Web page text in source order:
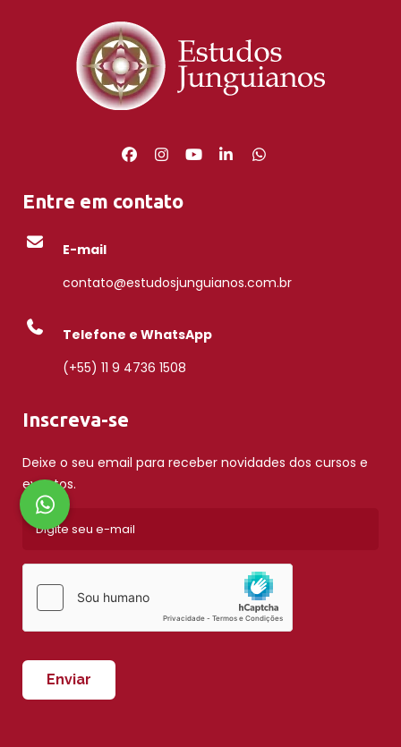
Entre em contato
E-mail
contato@estudosjunguianos.com.br
Telefone e WhatsApp
(+55) 11 9 4736 1508
Inscreva-se
Deixe o seu email para receber novidades dos cursos e
eventos.